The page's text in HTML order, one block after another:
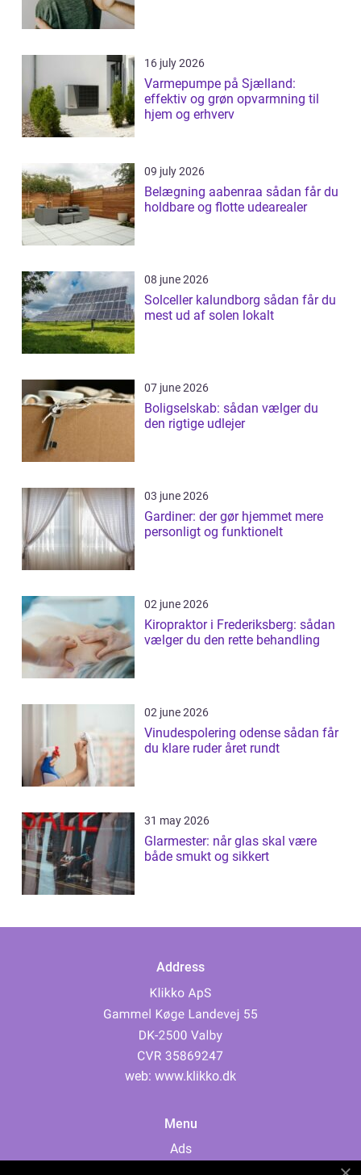
16 july 2026
Varmepumpe på Sjælland:
effektiv og grøn opvarmning til
hjem og erhverv
09 july 2026
Belægning aabenraa sådan får du
holdbare og flotte udearealer
08 june 2026
Solceller kalundborg sådan får du
mest ud af solen lokalt
07 june 2026
Boligselskab: sådan vælger du
den rigtige udlejer
03 june 2026
Gardiner: der gør hjemmet mere
personligt og funktionelt
02 june 2026
Kiropraktor i Frederiksberg: sådan
vælger du den rette behandling
02 june 2026
Vinudespolering odense sådan får
du klare ruder året rundt
31 may 2026
Glarmester: når glas skal være
både smukt og sikkert
Address
web: www.klikko.dk
Menu
Ads